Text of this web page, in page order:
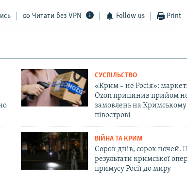
Читати без VPN Follow us Print
СУСПІЛЬСТВО
«Крим – не Росія»:
Ozon припинив прийом
замовлень на Кримському
півострові
ВІЙНА ТА КРИМ
Сорок днів, сорок ночей.
результати кримської
примусу Росії до миру